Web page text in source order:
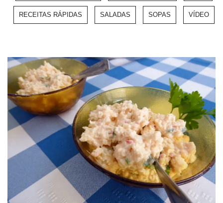
RECEITAS RÁPIDAS SALADAS SOPAS VÍDEO